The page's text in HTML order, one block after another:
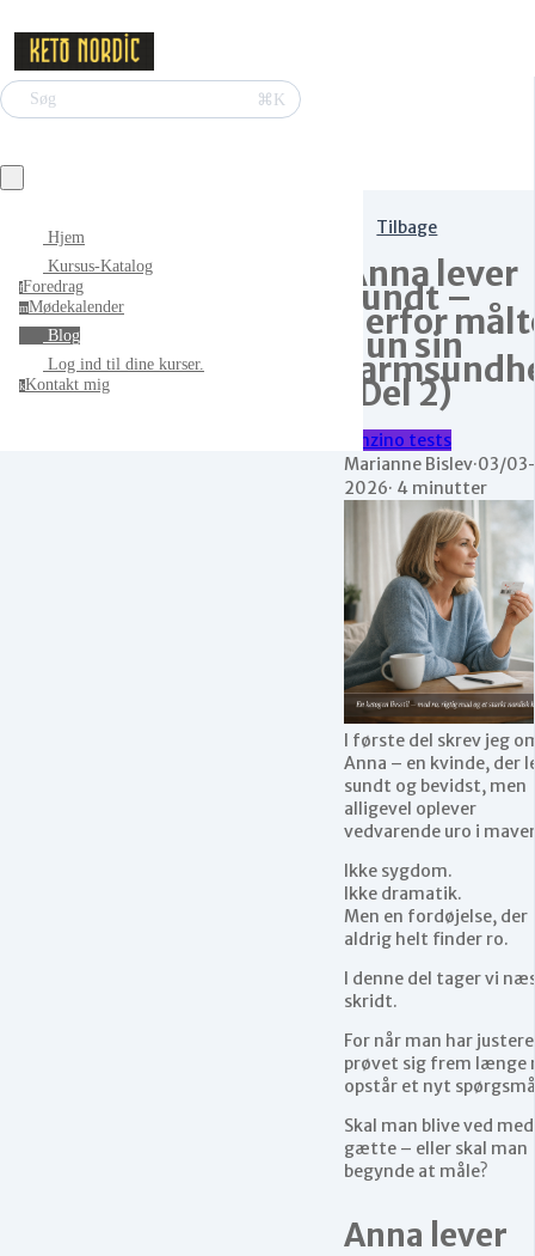
Søg ⌘K
Hjem
Kursus-Katalog
fForedrag
mMødekalender
Blog
Log ind til dine kurser.
kKontakt mig
Tilbage
Anna lever
sundt –
derfor
hun sin
(Del 2)
Zinzino tests
Marianne Bislev·03/
2026· 4 minutter
I første del skrev jeg
Anna – en kvinde, der
sundt og bevidst, men
alligevel oplever
vedvarende uro i
Ikke sygdom.
Ikke dramatik.
Men en fordøjelse, der
aldrig helt finder ro.
I denne del tager vi
skridt.
For når man har
prøvet sig frem længe
opstår et nyt
Skal man blive ved
gætte – eller skal man
begynde at måle?
Anna lever